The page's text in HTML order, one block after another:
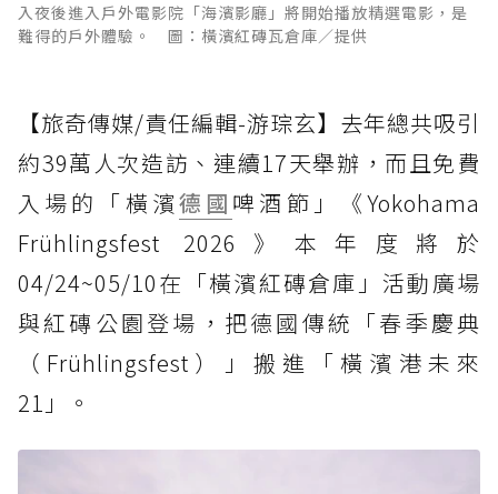
入夜後進入戶外電影院「海濱影廳」將開始播放精選電影，是
難得的戶外體驗。 圖：橫濱紅磚瓦倉庫／提供
【旅奇傳媒/責任編輯-游琮玄】去年總共吸引
約39萬人次造訪、連續17天舉辦，而且免費
入場的「橫濱德國 啤酒節」《Yokohama
Frühlingsfest 2026》本年度將於
04/24~05/10在「橫濱紅磚倉庫」活動廣場
與紅磚公園登場，把德國傳統「春季慶典
（Frühlingsfest）」搬進「橫濱港未來
21」。